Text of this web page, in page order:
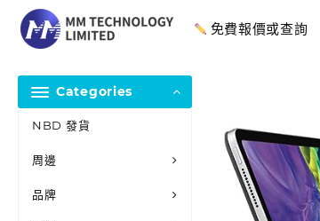
免費報價或查詢
Categories
NBD 發貨
周邊
品牌